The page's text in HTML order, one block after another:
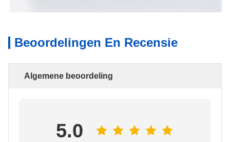
Beoordelingen En Recensie
Algemene beoordeling
5.0